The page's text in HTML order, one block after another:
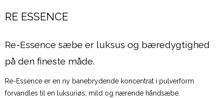
RE ESSENCE
Re-Essence sæbe er luksus og bæredygtighed
på den fineste måde.
Re-Essence er en ny banebrydende koncentrat i pulverform
forvandles til en luksuriøs, mild og nærende håndsæbe.